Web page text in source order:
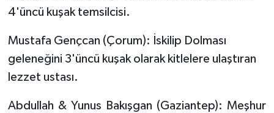
4'üncü kuşak temsilcisi.
Mustafa Gençcan (Çorum): İskilip Dolması
geleneğini 3'üncü kuşak olarak kitlelere ulaştıran
lezzet ustası.
Abdullah & Yunus Bakışgan (Gaziantep): Meşhur